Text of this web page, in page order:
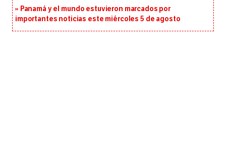
Panamá y el mundo estuvieron marcados por
importantes noticias este miércoles 5 de agosto